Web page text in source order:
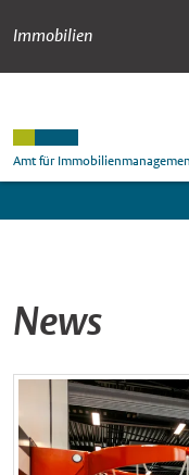
Immobilien
Amt für
News